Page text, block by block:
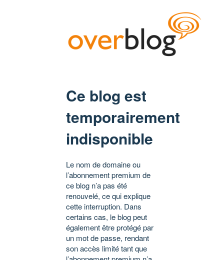
Ce blog est
temporairement
indisponible
Le nom de domaine ou
l’abonnement premium de
ce blog n’a pas été
renouvelé, ce qui explique
cette interruption. Dans
certains cas, le blog peut
également être protégé par
un mot de passe, rendant
son accès limité tant que